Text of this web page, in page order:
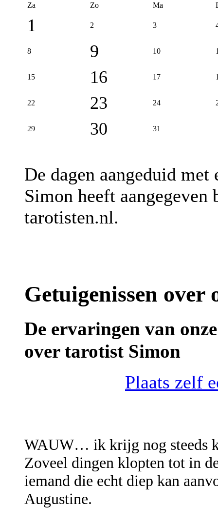
Za Zo Ma
1 2 3
8 9 10
15 16 17
22 23 24
29 30 31
De dagen aangeduid met
Simon heeft
tarotisten.nl.
Getuigenissen over
De ervaringen van
over tarotist Simon
Plaats zelf
WAUW… ik krijg nog steeds
Zoveel dingen klopten tot in
iemand die echt diep kan
Augustine.